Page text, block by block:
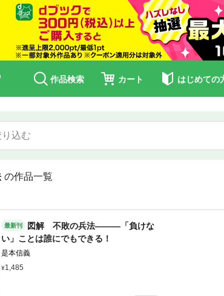
作品検索 カート はじめての
の作品一覧
最新刊
図解 不敗の兵法―――「負けな
い」ことは誰にでもできる！
是本信義
1,485